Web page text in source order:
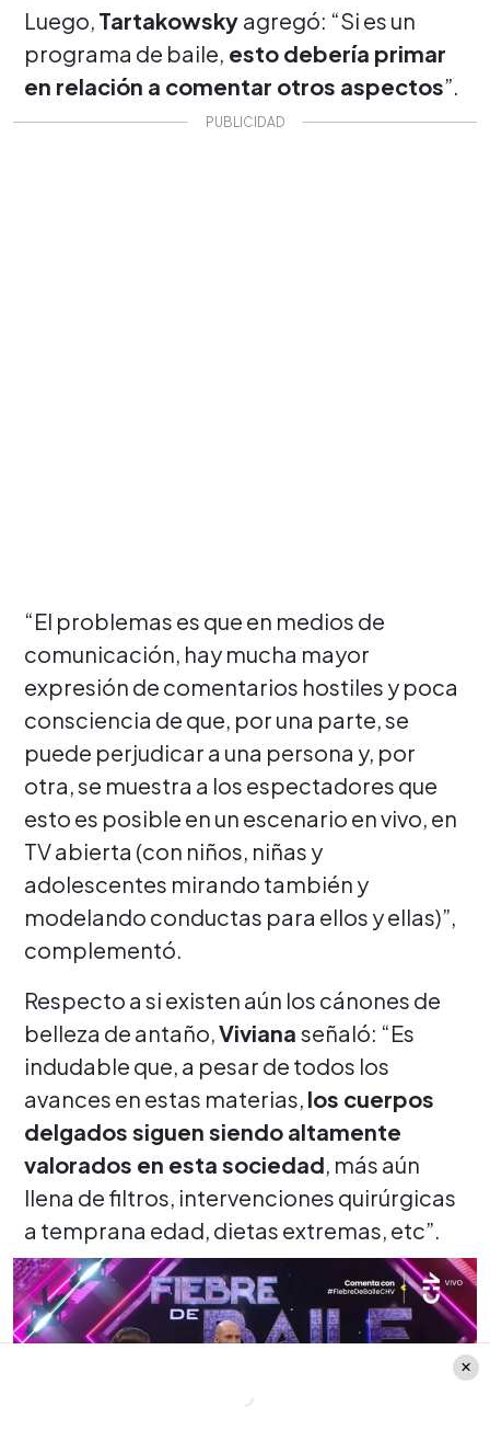
Luego, Tartakowsky agregó: “Si es un
programa de baile, esto debería primar
en relación a comentar otros aspectos”.
“El problemas es que en medios de
comunicación, hay mucha mayor
expresión de comentarios hostiles y poca
consciencia de que, por una parte, se
puede perjudicar a una persona y, por
otra, se muestra a los espectadores que
esto es posible en un escenario en vivo, en
TV abierta (con niños, niñas y
adolescentes mirando también y
modelando conductas para ellos y ellas)”,
complementó.
Respecto a si existen aún los cánones de
belleza de antaño,Viviana señaló: “Es
indudable que, a pesar de todos los
avances en estas materias, los cuerpos
delgados siguen siendo altamente
valorados en esta sociedad, más aún
llena de filtros, intervenciones quirúrgicas
a temprana edad, dietas extremas, etc”.